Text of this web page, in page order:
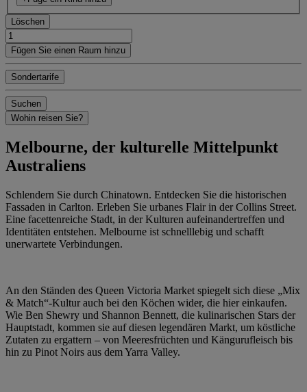
Löschen
Fügen Sie einen Raum hinzu
Sondertarife
Suchen
Wohin reisen Sie?
Melbourne, der kulturelle Mittelpunkt
Australiens
Schlendern Sie durch Chinatown. Entdecken Sie die historischen
Fassaden in Carlton. Erleben Sie urbanes Flair in der Collins Street.
Eine facettenreiche Stadt, in der Kulturen aufeinandertreffen und
Identitäten entstehen. Melbourne ist schnelllebig und schafft
unerwartete Verbindungen.
An den Ständen des Queen Victoria Market spiegelt sich diese „Mix
& Match“-Kultur auch bei den Köchen wider, die hier einkaufen.
Wie Ben Shewry und Shannon Bennett, die kulinarischen Stars der
Hauptstadt, kommen sie auf diesen legendären Markt, um köstliche
Zutaten zu ergattern – von Meeresfrüchten und Kängurufleisch bis
hin zu Pinot Noirs aus dem Yarra Valley.